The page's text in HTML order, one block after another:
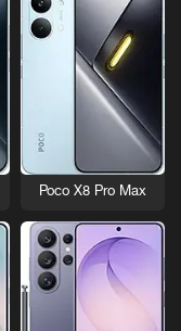
Poco X8 Pro Max